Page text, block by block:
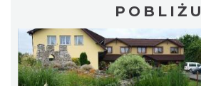
POBLIŻU